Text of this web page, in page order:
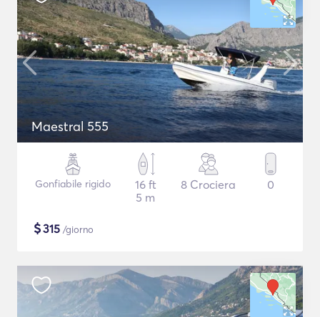
Maestral 555
Gonfiabile rigido
16 ft
5 m
8 Crociera 0
$315 /giorno